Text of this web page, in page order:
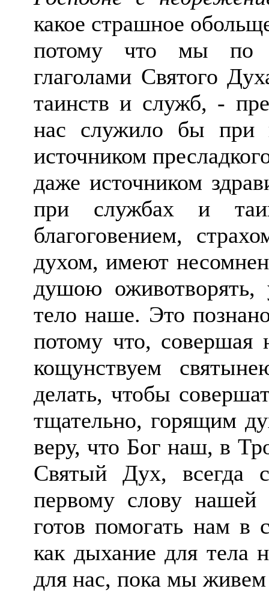
какое страшное
потому что мы по
глаголами Святого
таинств и служб, -
нас служило бы при
источником
даже источником
при службах и
благоговением,
духом, имеют
душою оживотворять,
тело наше. Это
потому что, совершая
кощунствуем
делать, чтобы
тщательно, горящим
веру, что Бог наш, в
Святый Дух, всегда
первому слову
готов помогать нам в
как дыхание для тела
для нас, пока мы